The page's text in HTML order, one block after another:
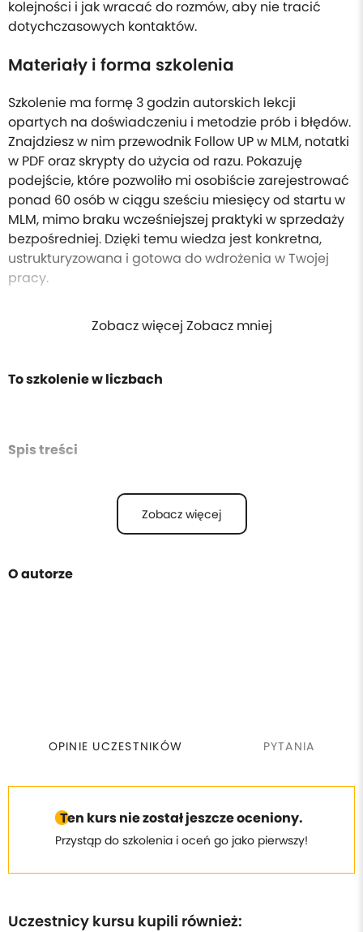
kolejności i jak wracać do rozmów, aby nie tracić
dotychczasowych kontaktów.
Materiały i forma szkolenia
Szkolenie ma formę 3 godzin autorskich lekcji
opartych na doświadczeniu i metodzie prób i błędów.
Znajdziesz w nim przewodnik Follow UP w MLM, notatki
w PDF oraz skrypty do użycia od razu. Pokazuję
podejście, które pozwoliło mi osobiście zarejestrować
ponad 60 osób w ciągu sześciu miesięcy od startu w
MLM, mimo braku wcześniejszej praktyki w sprzedaży
bezpośredniej. Dzięki temu wiedza jest konkretna,
ustrukturyzowana i gotowa do wdrożenia w Twojej
pracy.
Zobacz więcej Zobacz mniej
To szkolenie w liczbach
Spis treści
Zobacz więcej
O autorze
OPINIE UCZESTNIKÓW PYTANIA
Ten kurs nie został jeszcze oceniony.
Przystąp do szkolenia i oceń go jako pierwszy!
Uczestnicy kursu kupili również: